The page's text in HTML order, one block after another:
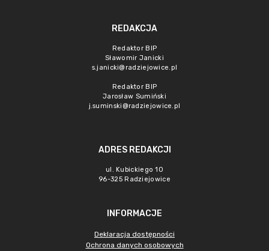
REDAKCJA
Redaktor BIP
Sławomir Janicki
s.janicki@radziejowice.pl
Redaktor BIP
Jarosław Sumiński
j.suminski@radziejowice.pl
ADRES REDAKCJI
ul. Kubickiego 10
96-325 Radziejowice
INFORMACJE
Deklaracja dostępności
Ochrona danych osobowych